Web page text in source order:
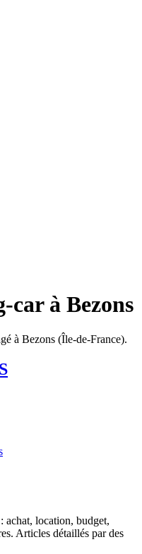
car à Bezons
à Bezons (Île-de-France).
achat, location, budget,
Articles détaillés par des